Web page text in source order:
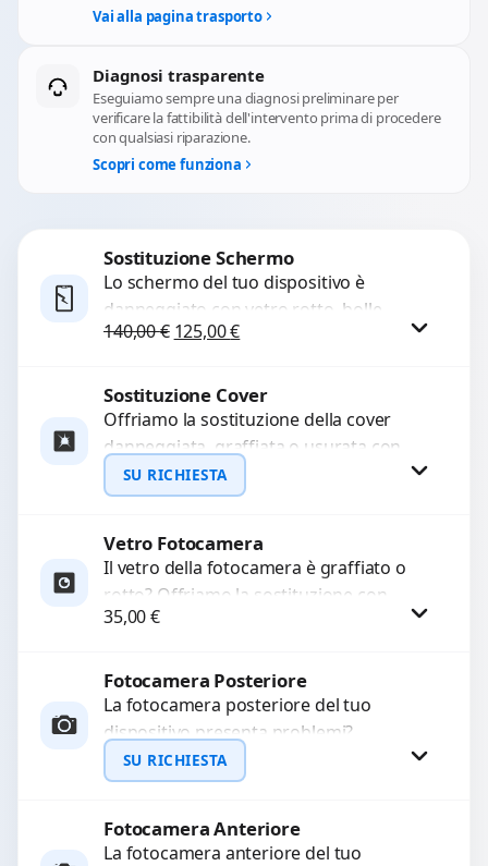
Vai alla pagina trasporto
Diagnosi trasparente
Eseguiamo sempre una diagnosi preliminare per
verificare la fattibilità dell'intervento prima di procedere
con qualsiasi riparazione.
Scopri come funziona
Sostituzione Schermo
Lo schermo del tuo dispositivo è
danneggiato con vetro rotto, bolle,
macchie, schermo nero o pixel morti?
140,00€ Il prezzo originale era: 140,00 €.
125,00€Il prezzo attuale è: 125,00 €.
Procedi
Sostituzione Cover
Offriamo la sostituzione della cover
danneggiata, graffiata o usurata con
ricambi di alta qualità e garantiti.
Ripristiniamo l’aspetto estetico e...
SU RICHIESTA
Richiedi Preventivo
Vetro Fotocamera
Il vetro della fotocamera è graffiato o
rotto? Offriamo la sostituzione con
ricambi di alta qualità garantiti per 3
35,00€
Procedi
Fotocamera Posteriore
La fotocamera posteriore del tuo
dispositivo presenta problemi?
Interveniamo per risolvere guasti come
immagini sfocate, messa a fuoco non
SU RICHIESTA
Richiedi Preventivo
Fotocamera Anteriore
La fotocamera anteriore del tuo